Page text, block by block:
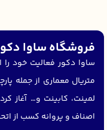
فروشگاه ساوا
متریال معماری از جمله
لمینت، کابینت و… آغاز
اصناف و پروانه کسب از